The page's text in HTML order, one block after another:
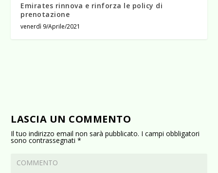
Emirates rinnova e rinforza le policy di
prenotazione
venerdì 9/Aprile/2021
LASCIA UN COMMENTO
Il tuo indirizzo email non sarà pubblicato. I campi obbligatori
sono contrassegnati*